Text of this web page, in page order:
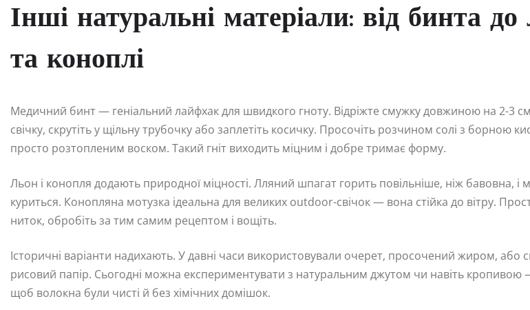
Інші натуральні матеріали: від бинта до
та коноплі
Медичний бинт — геніальний лайфхак для швидкого гноту. Відріжте смужку довжиною на 2-3
свічку, скрутіть у щільну трубочку або заплетіть косичку. Просочіть розчином солі з борною
просто розтопленим воском. Такий гніт виходить міцним і добре тримає форму.
Льон і конопля додають природної міцності. Лляний шпагат горить повільніше, ніж бавовна, і
куриться. Конопляна мотузка ідеальна для великих outdoor-свічок — вона стійка до вітру.
ниток, обробіть за тим самим рецептом і вощіть.
Історичні варіанти надихають. У давні часи використовували очерет, просочений жиром, або
рисовий папір. Сьогодні можна експериментувати з натуральним джутом чи навіть кропивою
щоб волокна були чисті й без хімічних домішок.